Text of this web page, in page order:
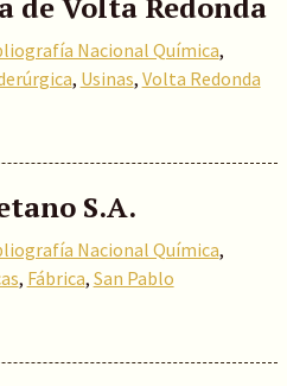
Nacional Química,
, Usinas, Volta Redonda
S.A.
Nacional Química,
, Fábrica, San Pablo